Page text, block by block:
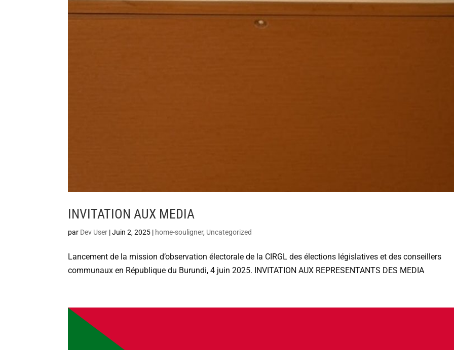
INVITATION AUX MEDIA
par Dev User |Juin 2, 2025 | home-souligner, Uncategorized
Lancement de la mission d’observation électorale de la CIRGL des élections législatives et des conseillers
communaux en République du Burundi, 4 juin 2025. INVITATION AUX REPRESENTANTS DES MEDIA